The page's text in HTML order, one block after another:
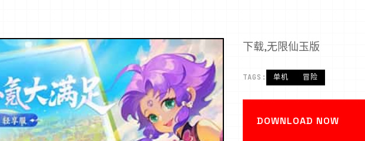
下载,无限仙玉版
TAGS: 单机 冒险
DOWNLOAD NOW